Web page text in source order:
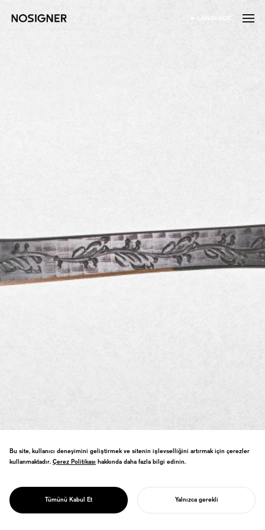
ANA SAYFA
DIL SEÇIN
LANGUAGE
PROJECT
ONE&DOT
tasarlanan kağıt bıçağı—minimal formda
geleneksel teknikler.
Bu site, kullanıcı deneyimini geliştirmek ve sitenin işlevselliğini artırmak için çerezler
kullanmaktadır. Çerez Politikası
Çerez Politikası hakkında daha fazla bilgi edinin.
Tümünü Kabul Et Yalnızca gerekli